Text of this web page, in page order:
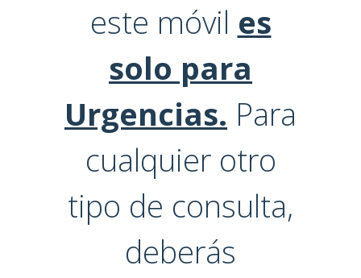
este móvil es
solo para
Urgencias. Para
cualquier otro
tipo de consulta,
deberás